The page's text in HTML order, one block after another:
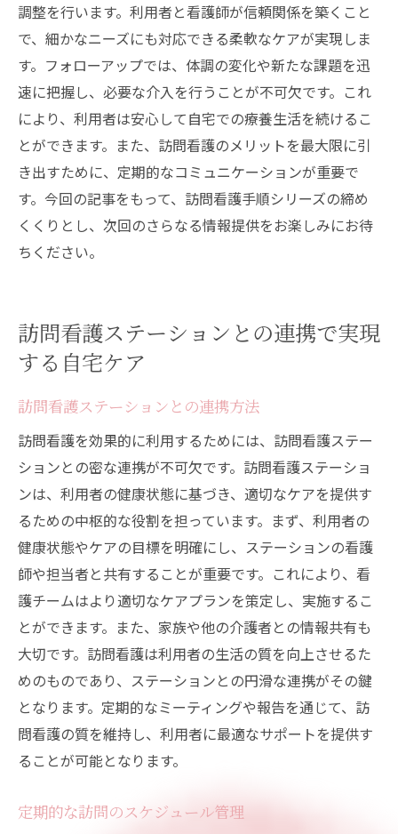
調整を行います。利用者と看護師が信頼関係を築くこと
で、細かなニーズにも対応できる柔軟なケアが実現しま
す。フォローアップでは、体調の変化や新たな課題を迅
速に把握し、必要な介入を行うことが不可欠です。これ
により、利用者は安心して自宅での療養生活を続けるこ
とができます。また、訪問看護のメリットを最大限に引
き出すために、定期的なコミュニケーションが重要で
す。今回の記事をもって、訪問看護手順シリーズの締め
くくりとし、次回のさらなる情報提供をお楽しみにお待
ちください。
訪問看護ステーションとの連携で実現
する自宅ケア
訪問看護ステーションとの連携方法
訪問看護を効果的に利用するためには、訪問看護ステー
ションとの密な連携が不可欠です。訪問看護ステーショ
ンは、利用者の健康状態に基づき、適切なケアを提供す
るための中枢的な役割を担っています。まず、利用者の
健康状態やケアの目標を明確にし、ステーションの看護
師や担当者と共有することが重要です。これにより、看
護チームはより適切なケアプランを策定し、実施するこ
とができます。また、家族や他の介護者との情報共有も
大切です。訪問看護は利用者の生活の質を向上させるた
めのものであり、ステーションとの円滑な連携がその鍵
となります。定期的なミーティングや報告を通じて、訪
問看護の質を維持し、利用者に最適なサポートを提供す
ることが可能となります。
定期的な訪問のスケジュール管理